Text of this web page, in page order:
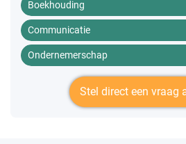
Boekhouding
Communicatie
Ondernemerschap
Stel direct een vraag